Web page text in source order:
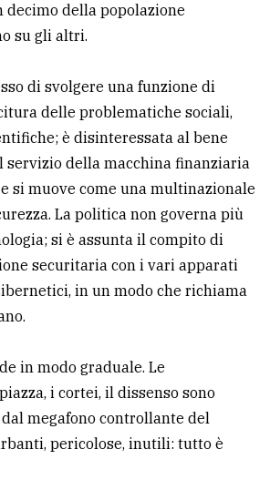
decimo della popolazione
su gli altri.
di svolgere una funzione di
delle problematiche sociali,
è disinteressata al bene
servizio della macchina finanziaria
si muove come una multinazionale
La politica non governa più
si è assunta il compito di
securitaria con i vari apparati
in un modo che richiama
in modo graduale. Le
i cortei, il dissenso sono
megafono controllante del
pericolose, inutili: tutto è